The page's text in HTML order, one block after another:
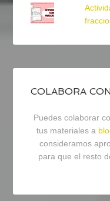
COLABORA
Puedes colaborar
tus materiales a
consideramos
para que el resto